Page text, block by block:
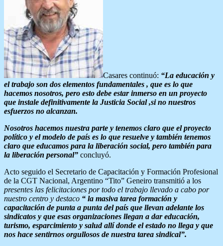
Casares continuó: “La educación y
el trabajo son dos elementos fundamentales , que es lo que
hacemos nosotros, pero esto debe estar inmerso en un proyecto
que instale definitivamente la Justicia Social ,si no nuestros
esfuerzos no alcanzan.
Nosotros hacemos nuestra parte y tenemos claro que el proyecto
político y el modelo de país es lo que resuelve y también tenemos
claro que educamos para la liberación social, pero también para
la liberación personal” concluyó.
Acto seguido el Secretario de Capacitación y Formación Profesional
de la CGT Nacional, Argentino “Tito” Geneiro transmitió a los
presentes las felicitaciones por todo el trabajo llevado a cabo por
nuestro centro y destaco “ la masiva tarea formación y
capacitación de punta a punta del país que llevan adelante los
sindicatos y que esas organizaciones llegan a dar educación,
turismo, esparcimiento y salud allí donde el estado no llega y que
nos hace sentirnos orgullosos de nuestra tarea sindical”.